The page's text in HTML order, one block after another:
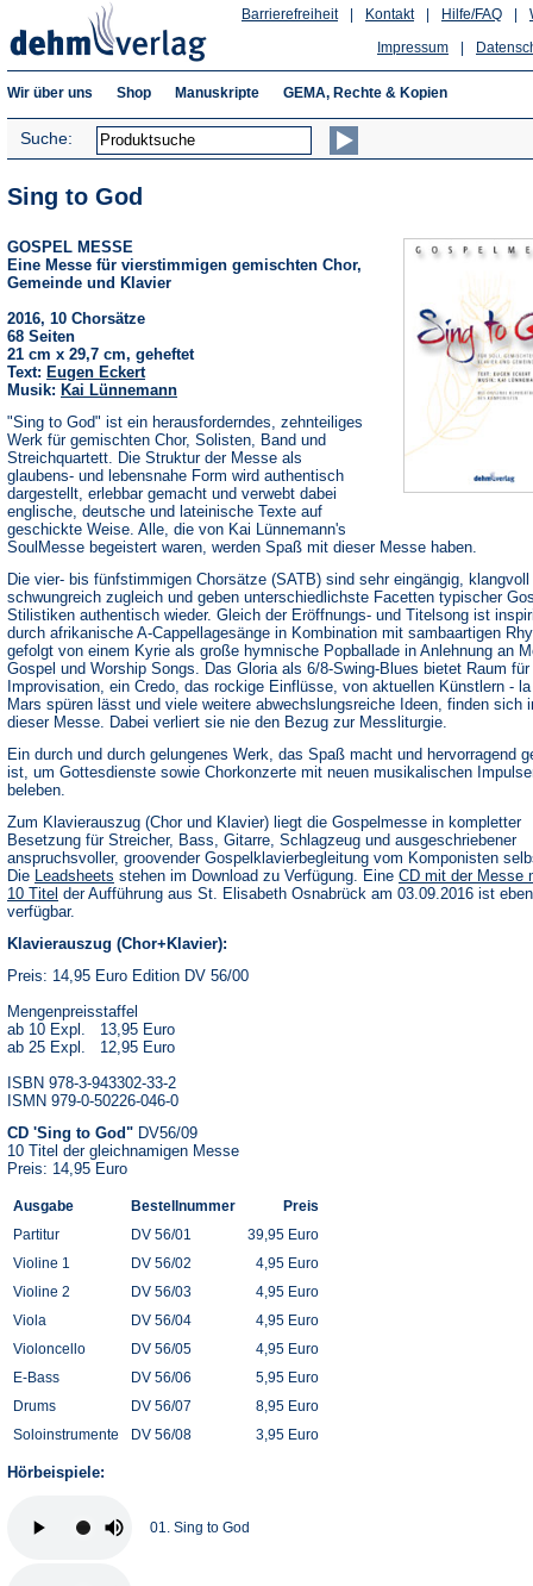
Hilfe/FAQ
Kontakt
Barrierefreiheit
Impressum
Wir über uns Shop Manuskripte GEMA, Rechte & Kopien
Suche:
Sing to God
GOSPEL MESSE
Eine Messe für vierstimmigen gemischten Chor,
Gemeinde und Klavier
2016, 10 Chorsätze
68 Seiten
21 cm x 29,7 cm, geheftet
Text: Eugen Eckert
Musik: Kai Lünnemann
"Sing to God" ist ein herausforderndes, zehnteiliges
Werk für gemischten Chor, Solisten, Band und
Streichquartett. Die Struktur der Messe als
glaubens- und lebensnahe Form wird authentisch
dargestellt, erlebbar gemacht und verwebt dabei
englische, deutsche und lateinische Texte auf
geschickte Weise. Alle, die von Kai Lünnemann's
SoulMesse begeistert waren, werden Spaß mit dieser Messe haben.
Die vier- bis fünfstimmigen Chorsätze (SATB) sind sehr eingängig, klangvoll
schwungreich zugleich und geben unterschiedlichste Facetten typischer
Stilistiken authentisch wieder. Gleich der Eröffnungs- und Titelsong ist
durch afrikanische A-Cappellagesänge in Kombination mit sambaartigen
gefolgt von einem Kyrie als große hymnische Popballade in Anlehnung an
Gospel und Worship Songs. Das Gloria als 6/8-Swing-Blues bietet Raum für
Improvisation, ein Credo, das rockige Einflüsse, von aktuellen Künstlern -
Mars spüren lässt und viele weitere abwechslungsreiche Ideen, finden sich
dieser Messe. Dabei verliert sie nie den Bezug zur Messliturgie.
Ein durch und durch gelungenes Werk, das Spaß macht und hervorragend
ist, um Gottesdienste sowie Chorkonzerte mit neuen musikalischen
beleben.
Zum Klavierauszug (Chor und Klavier) liegt die Gospelmesse in kompletter
Besetzung für Streicher, Bass, Gitarre, Schlagzeug und ausgeschriebener
anspruchsvoller, groovender Gospelklavierbegleitung vom Komponisten
Die Leadsheets (Öffnet
in
Tab)
stehen im Download zu Verfügung. Eine CD mit der Messe
10 Titel der Aufführung aus St. Elisabeth Osnabrück am 03.09.2016 ist
verfügbar.
Klavierauszug (Chor+Klavier):
Preis: 14,95 Euro Edition DV 56/00
Mengenpreisstaffel
ab 10 Expl. 13,95 Euro
ab 25 Expl. 12,95 Euro
ISBN 978-3-943302-33-2
ISMN 979-0-50226-046-0
CD 'Sing to God" DV56/09
10 Titel der gleichnamigen Messe
Preis: 14,95 Euro
Ausgabe Bestellnummer
Preis
Partitur
DV 56/01
39,95 Euro
Violine 1
DV 56/02
4,95 Euro
Violine 2
DV 56/03
4,95 Euro
Viola
DV 56/04
4,95 Euro
Violoncello
DV 56/05
4,95 Euro
E-Bass
DV 56/06
5,95 Euro
Drums
DV 56/07
8,95 Euro
Soloinstrumente
DV 56/08 3,95 Euro
Hörbeispiele:
01. Sing to God